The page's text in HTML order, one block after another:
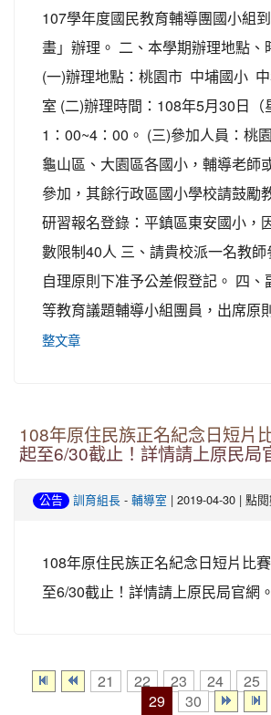
107學年度國民教育輔導團國小組
畫」辦理。 二、本學期辦理地點、
(一)辦理地點：桃園市 中埔國小
室 (二)辦理時間：108年5月30日（
1：00~4：00。 (三)參加人員：桃
龜山區、大園區各國小，輔導老師
參加，其餘行政區國小學校請鼓勵
研習報名登錄：平鎮區東安國小，
數限制40人 三、請貴校派一名教
自理原則下准予公差假登記。 四
等教育議題輔導小組團員，出席原
整文章
108年原住民族正名紀念日短片
起至6/30截止！詳情請上原民局
公告 訓育組長 - 輔導室 | 2019-04-30 | 點
108年原住民族正名紀念日短片比
至6/30截止！詳情請上原民局官網。
21 22 23 24 25
29 30